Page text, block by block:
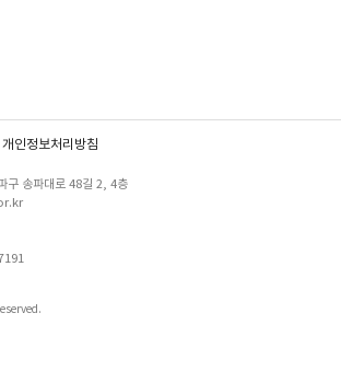
개인정보처리방침
구 송파대로 48길 2, 4층